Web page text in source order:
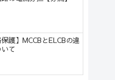
保護】MCCBとELCBの違
て